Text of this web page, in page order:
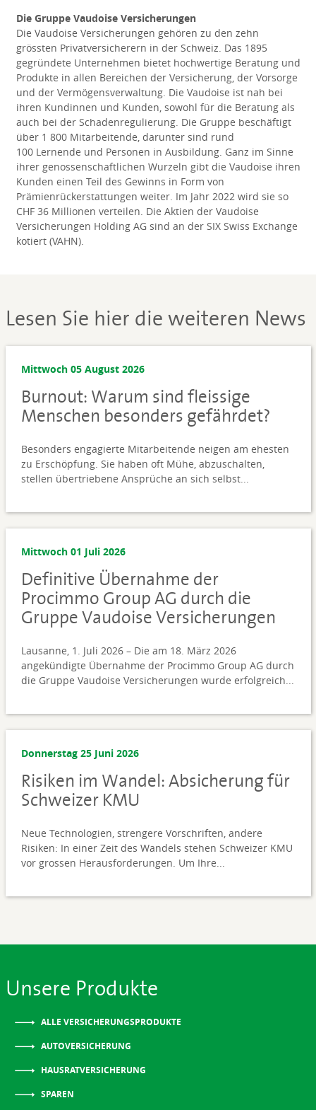
Die Gruppe Vaudoise Versicherungen
Die Vaudoise Versicherungen gehören zu den zehn
grössten Privatversicherern in der Schweiz. Das 1895
gegründete Unternehmen bietet hochwertige Beratung und
Produkte in allen Bereichen der Versicherung, der Vorsorge
und der Vermögensverwaltung. Die Vaudoise ist nah bei
ihren Kundinnen und Kunden, sowohl für die Beratung als
auch bei der Schadenregulierung. Die Gruppe beschäftigt
über 1 800 Mitarbeitende, darunter sind rund
100 Lernende und Personen in Ausbildung. Ganz im Sinne
ihrer genossenschaftlichen Wurzeln gibt die Vaudoise ihren
Kunden einen Teil des Gewinns in Form von
Prämienrückerstattungen weiter. Im Jahr 2022 wird sie so
CHF 36 Millionen verteilen. Die Aktien der Vaudoise
Versicherungen Holding AG sind an der SIX Swiss Exchange
kotiert (VAHN).
Lesen Sie hier die weiteren News
Mittwoch 05 August 2026
Burnout: Warum sind fleissige
Menschen besonders gefährdet?
Besonders engagierte Mitarbeitende neigen am ehesten
zu Erschöpfung. Sie haben oft Mühe, abzuschalten,
stellen übertriebene Ansprüche an sich selbst...
Mittwoch 01 Juli 2026
Definitive Übernahme der
Procimmo Group AG durch die
Gruppe Vaudoise Versicherungen
Lausanne, 1. Juli 2026 – Die am 18. März 2026
angekündigte Übernahme der Procimmo Group AG durch
die Gruppe Vaudoise Versicherungen wurde erfolgreich...
Donnerstag 25 Juni 2026
Risiken im Wandel: Absicherung für
Schweizer KMU
Neue Technologien, strengere Vorschriften, andere
Risiken: In einer Zeit des Wandels stehen Schweizer KMU
vor grossen Herausforderungen. Um Ihre...
Unsere Produkte
ALLE VERSICHERUNGSPRODUKTE
AUTOVERSICHERUNG
HAUSRATVERSICHERUNG
SPAREN